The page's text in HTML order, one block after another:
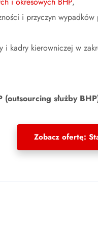
i przyczyn
kadry kierowniczej w
(outsourcing służby
Zobacz ofertę:
+48 792
Pracujemy